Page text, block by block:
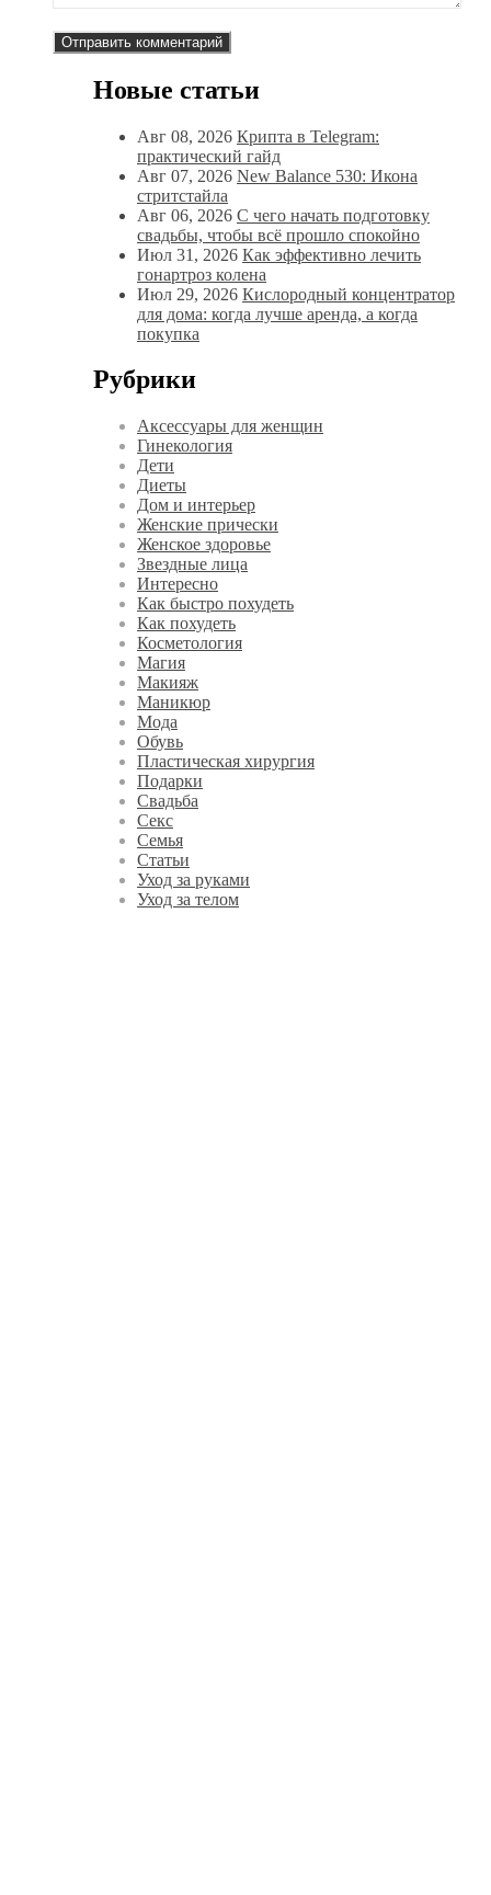
Новые статьи
Авг 08, 2026 Крипта в Telegram:
практический гайд
Авг 07, 2026 New Balance 530: Икона
стритстайла
Авг 06, 2026 С чего начать подготовку
свадьбы, чтобы всё прошло спокойно
Июл 31, 2026 Как эффективно лечить
гонартроз колена
Июл 29, 2026 Кислородный концентратор
для дома: когда лучше аренда, а когда
покупка
Рубрики
Аксессуары для женщин
Гинекология
Дети
Диеты
Дом и интерьер
Женские прически
Женское здоровье
Звездные лица
Интересно
Как быстро похудеть
Как похудеть
Косметология
Магия
Макияж
Маникюр
Мода
Обувь
Пластическая хирургия
Подарки
Свадьба
Секс
Семья
Статьи
Уход за руками
Уход за телом